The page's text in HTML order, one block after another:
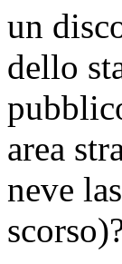
un
dello
area
neve